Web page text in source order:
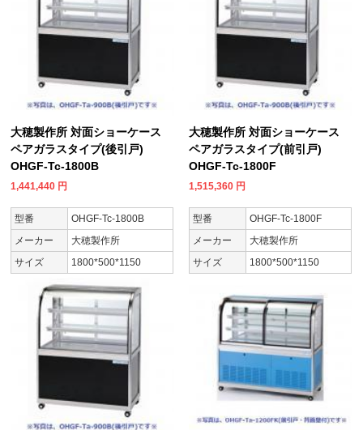
大穂製作所 対面ショーケース
ペアガラスタイプ(後引戸)
OHGF-Tc-1800B
1,441,440 円
型番
OHGF-Tc-1800B
メーカー
大穂製作所
サイズ
1800*500*1150
大穂製作所 対面ショーケース
ペアガラスタイプ(前引戸)
OHGF-Tc-1800F
1,515,360 円
型番
OHGF-Tc-1800F
メーカー
大穂製作所
サイズ
1800*500*1150